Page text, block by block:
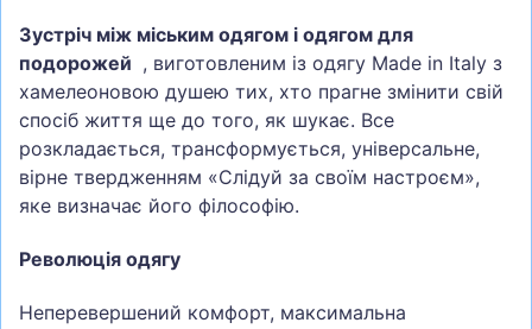
Зустріч між міським одягом і одягом для
подорожей , виготовленим із одягу Made in Italy з
хамелеоновою душею тих, хто прагне змінити свій
спосіб життя ще до того, як шукає. Все
розкладається, трансформується, універсальне,
вірне твердженням «Слідуй за своїм настроєм»,
яке визначає його філософію.
Революція одягу
Неперевершений комфорт, максимальна